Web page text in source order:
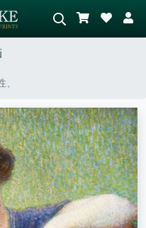
の草原、赤の多い抽象画、暗い
絵、木のそばの立ち姿のヌー
ド。